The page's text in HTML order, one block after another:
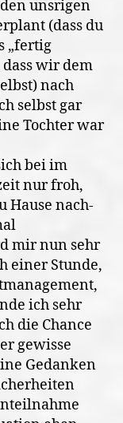
unsrigen
(dass du
„fertig
wir dem
nach
selbst gar
Tochter war
bei im
nur froh,
Hause nach-
mir nun sehr
einer Stunde,
ich sehr
die Chance
gewisse
Gedanken